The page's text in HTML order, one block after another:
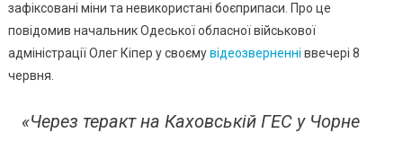
Моря
зафіксовані міни та невикористані боєприпаси. Про це
повідомив начальник Одеської обласної військової
адміністрації Олег Кіпер у своємувідеозверненні ввечері 8
червня.
«Через теракт на Каховській ГЕС у Чорне